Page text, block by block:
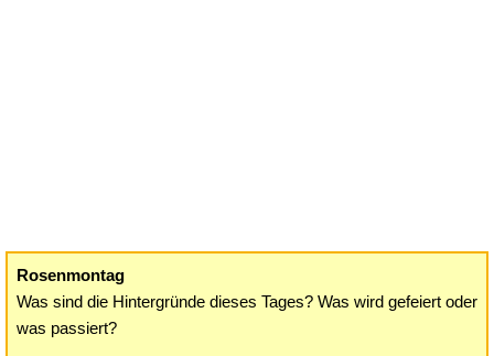
Rosenmontag
Was sind die Hintergründe dieses Tages? Was wird gefeiert oder
was passiert?